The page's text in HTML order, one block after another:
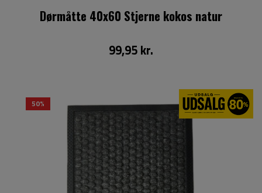
Dørmåtte 40x60 Stjerne kokos natur
99,95 kr.
50%